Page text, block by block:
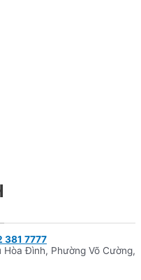
381 7777
Đình, Phường Võ Cường,